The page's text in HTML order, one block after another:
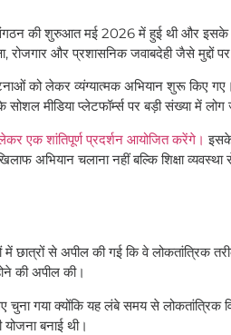
संगठन की शुरुआत मई 2026 में हुई थी और
और प्रशासनिक जवाबदेही जैसे मुद्दों
को लेकर व्यंग्यात्मक अभियान शुरू किए
मीडिया प्लेटफॉर्म्स पर बड़ी संख्या में
एक शांतिपूर्ण प्रदर्शन आयोजित करेंगे।
अभियान चलाना नहीं बल्कि शिक्षा व्यवस्था
में छात्रों से अपील की गई कि वे लोकतांत्रिक
की अपील की।
गया क्योंकि यह लंबे समय से लोकतांत्रिक
बनाई थी।